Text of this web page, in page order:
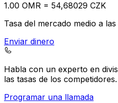
1.00 OMR = 54,68029 CZK
Tasa del mercado medio a
Enviar dinero
Habla con un experto en
las tasas de los competidores.
Programar una llamada